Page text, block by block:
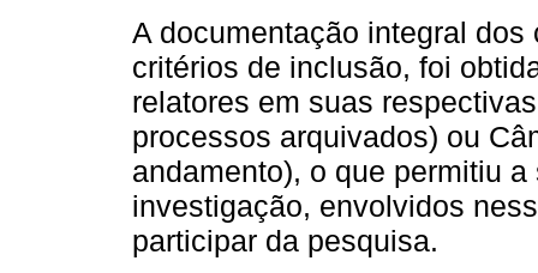
A documentação integral
critérios de inclusão, foi
relatores em suas
processos arquivados) ou
andamento), o que permitiu
investigação, envolvidos
participar da pesquisa.